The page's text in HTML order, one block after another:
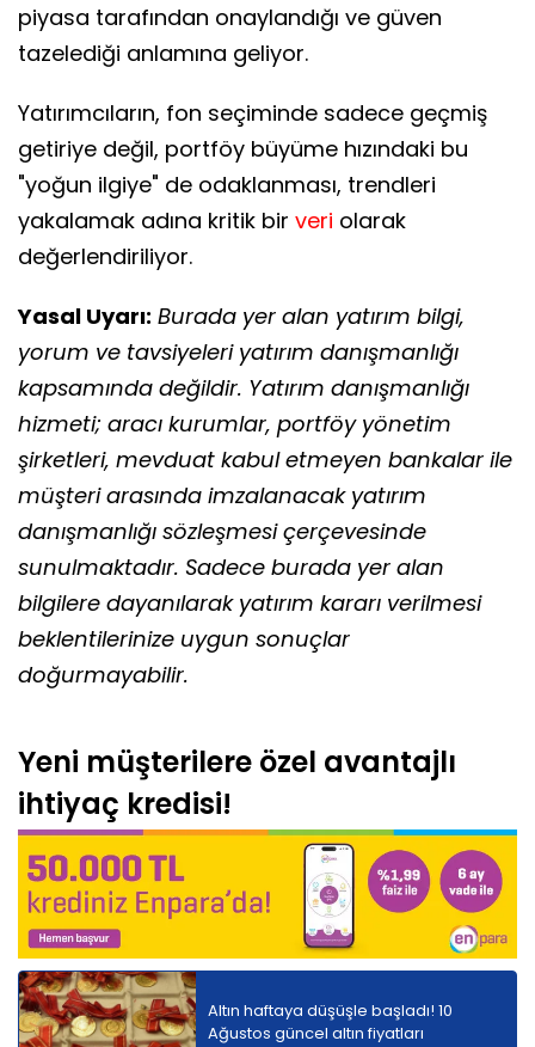
piyasa tarafından onaylandığı ve güven
tazelediği anlamına geliyor.
Yatırımcıların, fon seçiminde sadece geçmiş
getiriye değil, portföy büyüme hızındaki bu
"yoğun ilgiye" de odaklanması, trendleri
yakalamak adına kritik bir veri olarak
değerlendiriliyor.
Yasal Uyarı: Burada yer alan yatırım bilgi,
yorum ve tavsiyeleri yatırım danışmanlığı
kapsamında değildir. Yatırım danışmanlığı
hizmeti; aracı kurumlar, portföy yönetim
şirketleri, mevduat kabul etmeyen bankalar ile
müşteri arasında imzalanacak yatırım
danışmanlığı sözleşmesi çerçevesinde
sunulmaktadır. Sadece burada yer alan
bilgilere dayanılarak yatırım kararı verilmesi
beklentilerinize uygun sonuçlar
doğurmayabilir.
Yeni müşterilere özel avantajlı
ihtiyaç kredisi!
Altın haftaya düşüşle başladı! 10
Ağustos güncel altın fiyatları